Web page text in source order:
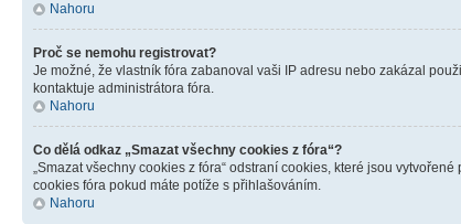
Nahoru
Proč se nemohu registrovat?
Je možné, že vlastník fóra zabanoval vaši IP adresu nebo zakázal
kontaktuje administrátora fóra.
Nahoru
Co dělá odkaz „Smazat všechny cookies z fóra“?
„Smazat všechny cookies z fóra“ odstraní cookies, které jsou
cookies fóra pokud máte potíže s přihlašováním.
Nahoru